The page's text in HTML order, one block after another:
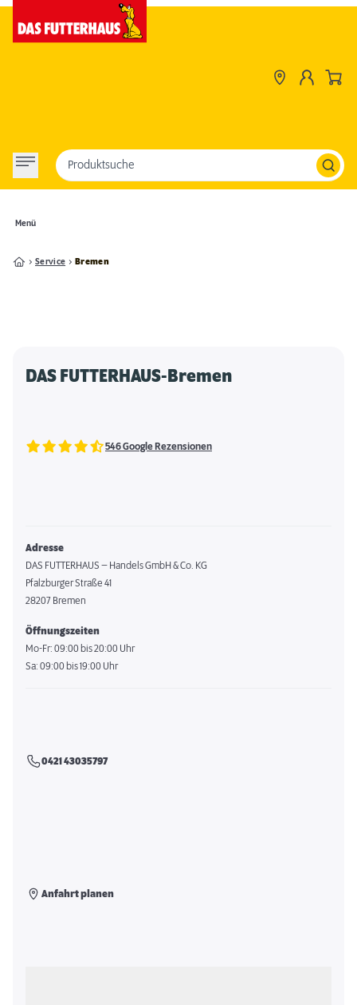
Menü
Produktsuche
Service Bremen
DAS FUTTERHAUS-Bremen
546 Google Rezensionen
Adresse
DAS FUTTERHAUS – Handels GmbH & Co. KG
Pfalzburger Straße 41
28207 Bremen
Öffnungszeiten
Mo-Fr: 09:00 bis 20:00 Uhr
Sa: 09:00 bis 19:00 Uhr
0421 43035797
Anfahrt planen